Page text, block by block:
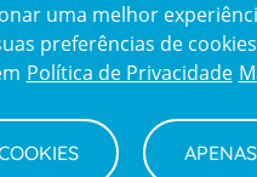
Prémios
award4
uma melhor
preferências de
Política de Privacidade